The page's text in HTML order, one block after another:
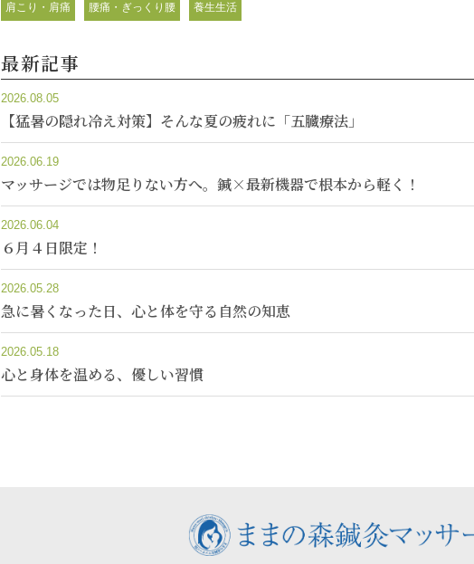
肩こり・肩痛 腰痛・ぎっくり腰 養生生活
最新記事
2026.08.05
【猛暑の隠れ冷え対策】そんな夏の疲れに「五臓療法」
2026.06.19
マッサージでは物足りない方へ。鍼×最新機器で根本から軽く！
2026.06.04
６月４日限定！
2026.05.28
急に暑くなった日、心と体を守る自然の知恵
2026.05.18
心と身体を温める、優しい習慣